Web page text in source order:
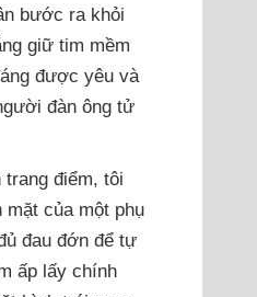
bước ra khỏi
giữ tim mềm
được yêu và
đàn ông tử
điểm, tôi
mặt của một phụ
đau đớn để tự
ấp lấy chính